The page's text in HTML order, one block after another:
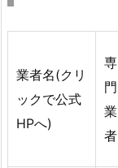
業者名(クリ
ックで公式
HPへ)
専
門
業
者